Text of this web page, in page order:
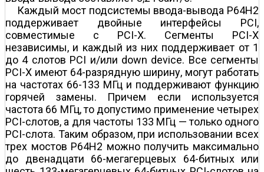
Каждый мост подсистемы ввода-вывода P64H2
поддерживает двойные интерфейсы PCI,
совместимые с PCI-X. Сегменты PCI-X
независимы, и каждый из них поддерживает от 1
до 4 слотов PCI и/или down device. Все сегменты
PCI-X имеют 64-разрядную ширину, могут работать
на частотах 66-133 МГц и поддерживают функцию
горячей замены. Причем если используется
частота 66 МГц, то допустимо применение четырех
PCI-слотов, а для частоты 133 МГц — только одного
PCI-слота. Таким образом, при использовании всех
трех мостов P64H2 можно получить максимально
до двенадцати 66-мегагерцевых 64-битных или